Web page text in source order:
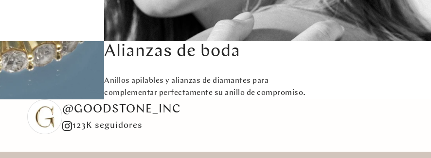
Alianzas de boda
Anillos apilables y alianzas de diamantes para
complementar perfectamente su anillo de compromiso.
@GOODSTONE_INC
123K seguidores